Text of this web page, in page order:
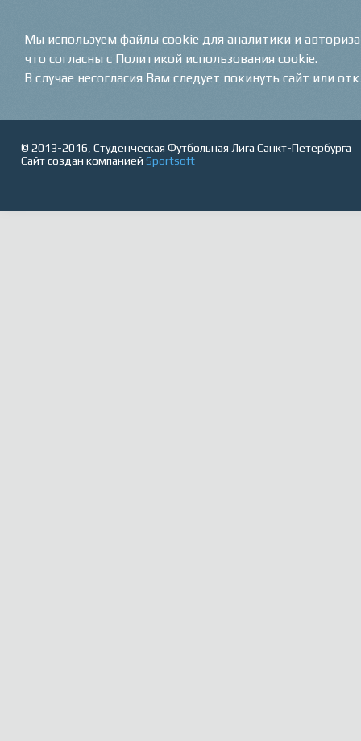
© 2013-2016, Студенческая Футбольная Лига Санкт-Петербурга
Сайт создан компанией Sportsoft
Мы используем файлы cookie для аналитики и
что согласны с Политикой использования cookie.
В случае несогласия Вам следует покинуть сайт или